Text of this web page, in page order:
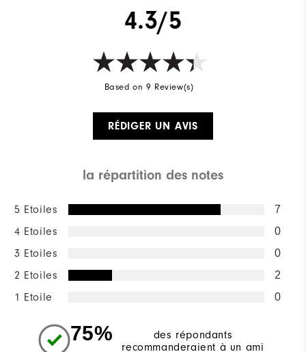
4.3/5
Based on 9 Review(s)
RÉDIGER UN AVIS
la répartition des notes
5 Etoiles 7
4 Etoiles 0
3 Etoiles 0
2 Etoiles 2
1 Etoile 0
75%
des répondants
recommanderaient à un ami